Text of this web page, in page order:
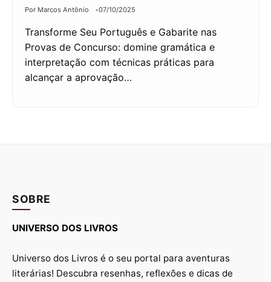
Por Marcos Antônio 07/10/2025
Transforme Seu Português e Gabarite nas
Provas de Concurso: domine gramática e
interpretação com técnicas práticas para
alcançar a aprovação…
SOBRE
UNIVERSO DOS LIVROS
Universo dos Livros é o seu portal para aventuras
literárias! Descubra resenhas, reflexões e dicas de